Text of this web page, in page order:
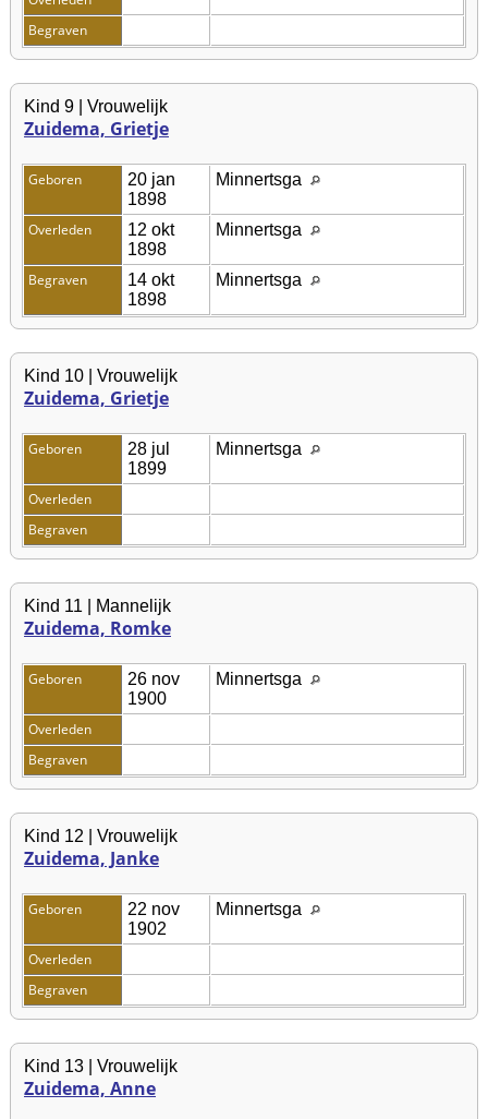
Begraven
Kind 9 | Vrouwelijk
Zuidema, Grietje
Geboren
20 jan
1898
Minnertsga
Overleden
12 okt
1898
Minnertsga
Begraven
14 okt
1898
Minnertsga
Kind 10 | Vrouwelijk
Zuidema, Grietje
Geboren
28 jul
1899
Minnertsga
Overleden
Begraven
Kind 11 | Mannelijk
Zuidema, Romke
Geboren
26 nov
1900
Minnertsga
Overleden
Begraven
Kind 12 | Vrouwelijk
Zuidema, Janke
Geboren
22 nov
1902
Minnertsga
Overleden
Begraven
Kind 13 | Vrouwelijk
Zuidema, Anne